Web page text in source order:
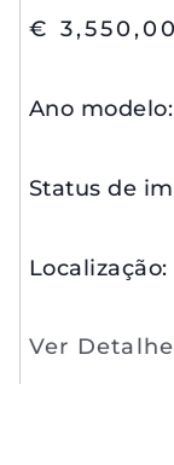
€
Ano modelo:
Status de
Localização:
Ver